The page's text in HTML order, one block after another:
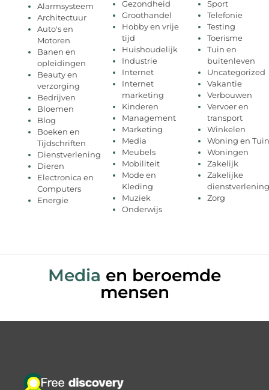
Alarmsysteem
Architectuur
Auto's en
Motoren
Banen en
opleidingen
Beauty en
verzorging
Bedrijven
Bloemen
Blog
Boeken en
Tijdschriften
Dienstverlening
Dieren
Electronica en
Computers
Energie
Gezondheid
Groothandel
Hobby en vrije
tijd
Huishoudelijk
Industrie
Internet
Internet
marketing
Kinderen
Management
Marketing
Media
Meubels
Mobiliteit
Mode en
Kleding
Muziek
Onderwijs
Sport
Telefonie
Testing
Toerisme
Tuin en
buitenleven
Uncategorized
Vakantie
Verbouwen
Vervoer en
transport
Winkelen
Woning en Tuin
Woningen
Zakelijk
Zakelijke
dienstverlening
Zorg
Media en beroemde
mensen